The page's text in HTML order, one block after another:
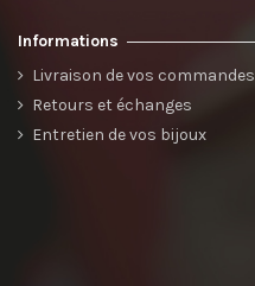
Informations
Livraison de vos commandes
Retours et échanges
Entretien de vos bijoux